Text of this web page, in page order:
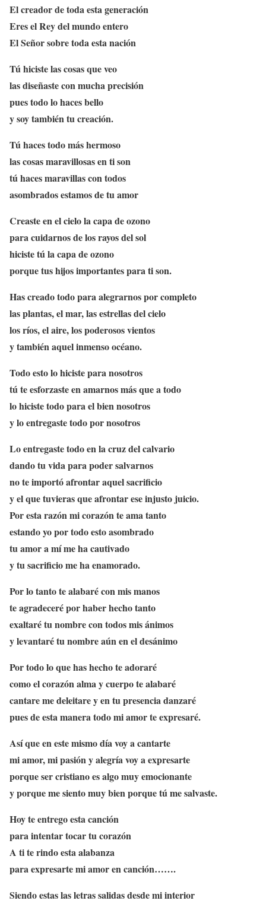
El creador de toda esta generación
Eres el Rey del mundo entero
El Señor sobre toda esta nación
Tú hiciste las cosas que veo
las diseñaste con mucha precisión
pues todo lo haces bello
y soy también tu creación.
Tú haces todo más hermoso
las cosas maravillosas en ti son
tú haces maravillas con todos
asombrados estamos de tu amor
Creaste en el cielo la capa de ozono
para cuidarnos de los rayos del sol
hiciste tú la capa de ozono
porque tus hijos importantes para ti son.
Has creado todo para alegrarnos por completo
las plantas, el mar, las estrellas del cielo
los ríos, el aire, los poderosos vientos
y también aquel inmenso océano.
Todo esto lo hiciste para nosotros
tú te esforzaste en amarnos más que a todo
lo hiciste todo para el bien nosotros
y lo entregaste todo por nosotros
Lo entregaste todo en la cruz del calvario
dando tu vida para poder salvarnos
no te importó afrontar aquel sacrificio
y el que tuvieras que afrontar ese injusto juicio.
Por esta razón mi corazón te ama tanto
estando yo por todo esto asombrado
tu amor a mí me ha cautivado
y tu sacrificio me ha enamorado.
Por lo tanto te alabaré con mis manos
te agradeceré por haber hecho tanto
exaltaré tu nombre con todos mis ánimos
y levantaré tu nombre aún en el desánimo
Por todo lo que has hecho te adoraré
como el corazón alma y cuerpo te alabaré
cantare me deleitare y en tu presencia danzaré
pues de esta manera todo mi amor te expresaré.
Así que en este mismo día voy a cantarte
mi amor, mi pasión y alegría voy a expresarte
porque ser cristiano es algo muy emocionante
y porque me siento muy bien porque tú me salvaste.
Hoy te entrego esta canción
para intentar tocar tu corazón
A ti te rindo esta alabanza
para expresarte mi amor en canción…….
Siendo estas las letras salidas desde mi interior